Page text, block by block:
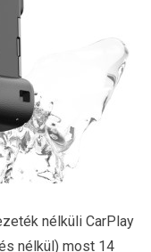
nélküli CarPlay
nélkül) most 14